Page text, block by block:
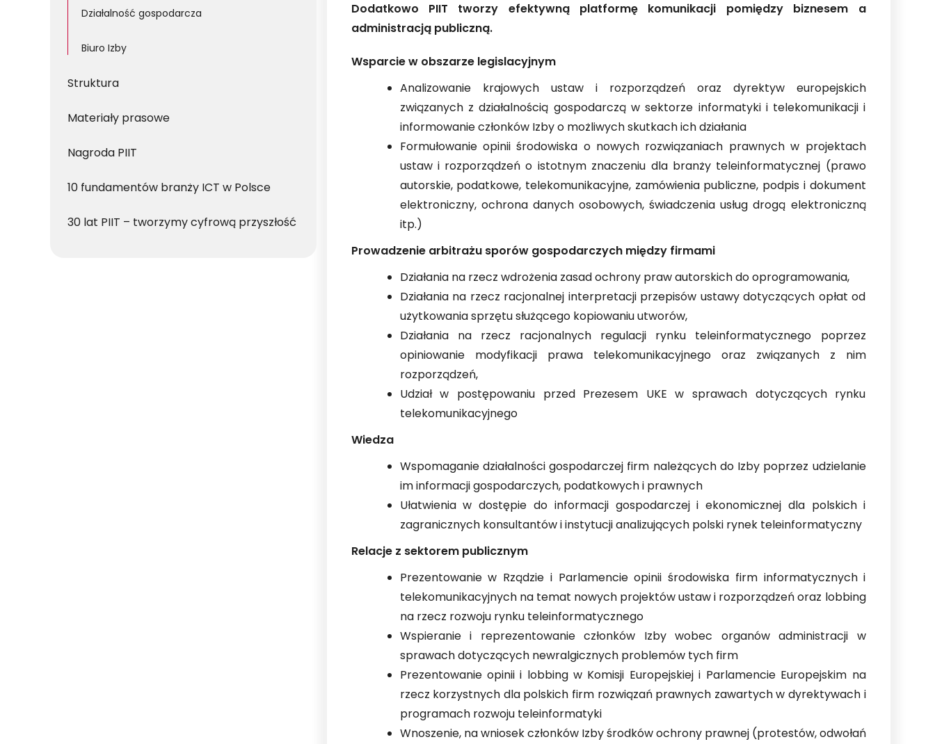
Działalność gospodarcza
Biuro Izby
Struktura
Materiały prasowe
Nagroda PIIT
10 fundamentów branży ICT w Polsce
30 lat PIIT – tworzymy cyfrową przyszłość
Dodatkowo PIIT tworzy efektywną platformę komunikacji pomiędzy biznesem a
administracją publiczną.
Wsparcie w obszarze legislacyjnym
Analizowanie krajowych ustaw i rozporządzeń oraz dyrektyw europejskich
związanych z działalnością gospodarczą w sektorze informatyki i telekomunikacji i
informowanie członków Izby o możliwych skutkach ich działania
Formułowanie opinii środowiska o nowych rozwiązaniach prawnych w projektach
ustaw i rozporządzeń o istotnym znaczeniu dla branży teleinformatycznej (prawo
autorskie, podatkowe, telekomunikacyjne, zamówienia publiczne, podpis i dokument
elektroniczny, ochrona danych osobowych, świadczenia usług drogą elektroniczną
itp.)
Prowadzenie arbitrażu sporów gospodarczych między firmami
Działania na rzecz wdrożenia zasad ochrony praw autorskich do oprogramowania,
Działania na rzecz racjonalnej interpretacji przepisów ustawy dotyczących opłat od
użytkowania sprzętu służącego kopiowaniu utworów,
Działania na rzecz racjonalnych regulacji rynku teleinformatycznego poprzez
opiniowanie modyfikacji prawa telekomunikacyjnego oraz związanych z nim
rozporządzeń,
Udział w postępowaniu przed Prezesem UKE w sprawach dotyczących rynku
telekomunikacyjnego
Wiedza
Wspomaganie działalności gospodarczej firm należących do Izby poprzez udzielanie
im informacji gospodarczych, podatkowych i prawnych
Ułatwienia w dostępie do informacji gospodarczej i ekonomicznej dla polskich i
zagranicznych konsultantów i instytucji analizujących polski rynek teleinformatyczny
Relacje z sektorem publicznym
Prezentowanie w Rządzie i Parlamencie opinii środowiska firm informatycznych i
telekomunikacyjnych na temat nowych projektów ustaw i rozporządzeń oraz lobbing
na rzecz rozwoju rynku teleinformatycznego
Wspieranie i reprezentowanie członków Izby wobec organów administracji w
sprawach dotyczących newralgicznych problemów tych firm
Prezentowanie opinii i lobbing w Komisji Europejskiej i Parlamencie Europejskim na
rzecz korzystnych dla polskich firm rozwiązań prawnych zawartych w dyrektywach i
programach rozwoju teleinformatyki
Wnoszenie, na wniosek członków Izby środków ochrony prawnej (protestów, odwołań